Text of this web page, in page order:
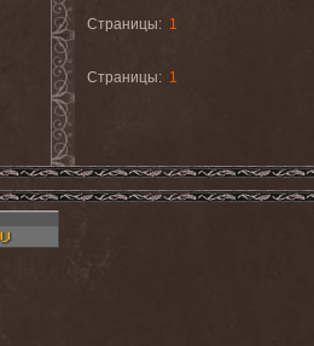
Страницы: 1
Страницы: 1